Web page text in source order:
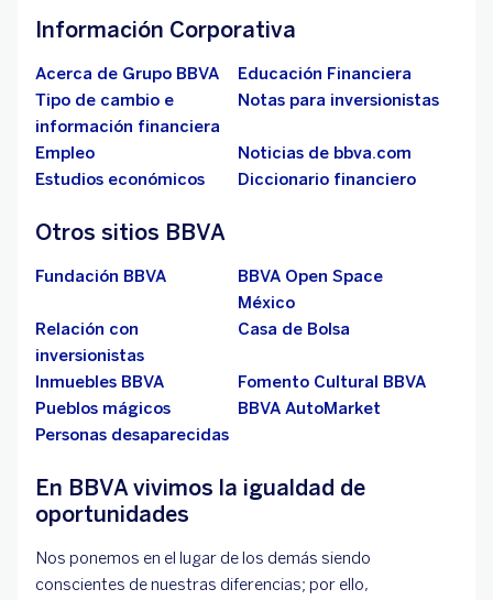
Información Corporativa
Acerca de Grupo BBVA
Educación Financiera
Tipo de cambio e
información financiera
Notas para inversionistas
Empleo
Noticias de bbva.com
Estudios económicos
Diccionario financiero
Otros sitios BBVA
Fundación BBVA
BBVA Open Space
México
Relación con
inversionistas
Casa de Bolsa
Inmuebles BBVA
Fomento Cultural BBVA
Pueblos mágicos
BBVA AutoMarket
Personas desaparecidas
En BBVA vivimos la igualdad de
oportunidades
Nos ponemos en el lugar de los demás siendo
conscientes de nuestras diferencias; por ello,